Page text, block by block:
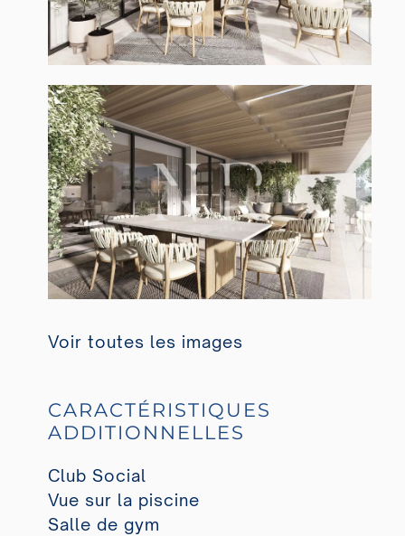
Voir toutes les images
CARACTÉRISTIQUES
ADDITIONNELLES
Club Social
Vue sur la piscine
Salle de gym